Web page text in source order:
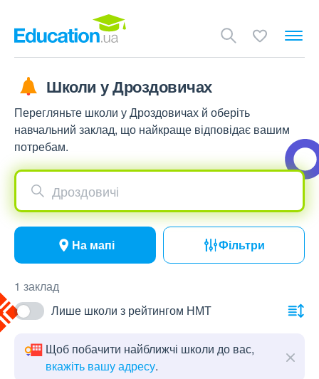
Школи у Дроздовичах
Перегляньте школи у Дроздовичах й оберіть
навчальний заклад, що найкраще відповідає вашим
потребам.
Дроздовичі
На мапі Фільтри
1 заклад
Лише школи з рейтингом НМТ
Щоб побачити найближчі школи до вас,
вкажіть вашу адресу.